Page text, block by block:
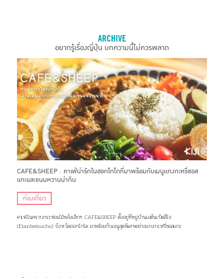
ARCHIVE
อยากรู้เรื่องญี่ปุ่น บทความนี้ไม่ควรพลาด
CAFE&SHEEP : คาเฟ่น่ารักในฮอกไกโดที่มาพร้อมกับเมนูแกงกะหรี่ซอส
แกะและขนมหวานน่ากิน
ท่องเที่ยว
คาเฟ่ในคราบกระท่อมไม้หลังเล็กๆ CAFE&SHEEP ตั้งอยู่ที่หมู่บ้านเอตันเบ็ตสึโจ
(Etanbetsucho) จังหวัดฮอกไกโด มาพร้อมกับเมนูสุดพิเศษอย่างแกงกะหรี่ซอสแกะ